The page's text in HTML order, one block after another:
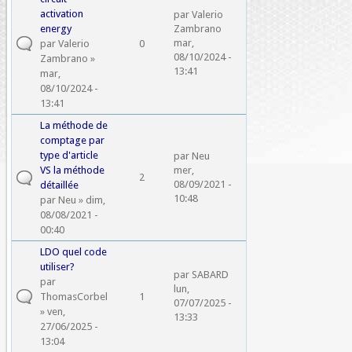
activation
energy
parValerio
Zambrano »
mar,
08/10/2024 -
13:41
0
parValerio
Zambrano
mar,
08/10/2024 -
13:41
La méthode de
comptage par
type d'article
VS la méthode
détaillée
parNeu » dim,
08/08/2021 -
00:40
2
parNeu
mer,
08/09/2021 -
10:48
LDO quel code
utiliser?
par
ThomasCorbel
» ven,
27/06/2025 -
13:04
1
par SABARD
lun,
07/07/2025 -
13:33